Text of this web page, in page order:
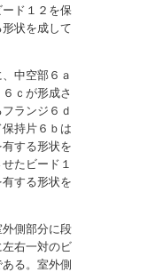
ド１２を保
状を成して
中空部６ａ
ｃが形成さ
ランジ６ｄ
持片６ｂは
する形状を
たビード１
する形状を
側部分に段
右一対のビ
る。室外側